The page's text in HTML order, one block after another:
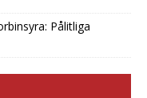
Pålitliga